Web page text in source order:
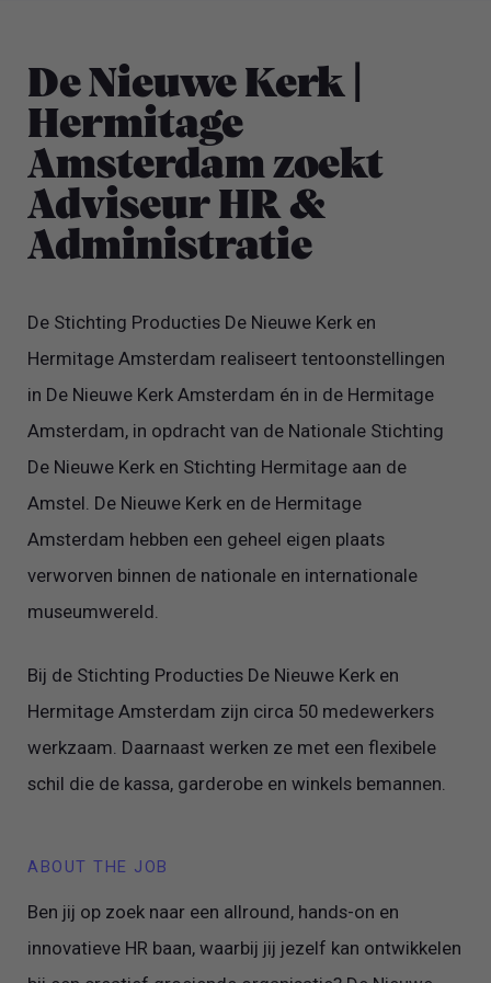
De Nieuwe Kerk |
Hermitage
Amsterdam zoekt
Adviseur HR &
Administratie
De Stichting Producties De Nieuwe Kerk en
Hermitage Amsterdam realiseert tentoonstellingen
in De Nieuwe Kerk Amsterdam én in de Hermitage
Amsterdam, in opdracht van de Nationale Stichting
De Nieuwe Kerk en Stichting Hermitage aan de
Amstel. De Nieuwe Kerk en de Hermitage
Amsterdam hebben een geheel eigen plaats
verworven binnen de nationale en internationale
museumwereld.
Bij de Stichting Producties De Nieuwe Kerk en
Hermitage Amsterdam zijn circa 50 medewerkers
werkzaam. Daarnaast werken ze met een flexibele
schil die de kassa, garderobe en winkels bemannen.
ABOUT THE JOB
Ben jij op zoek naar een allround, hands-on en
innovatieve HR baan, waarbij jij jezelf kan ontwikkelen